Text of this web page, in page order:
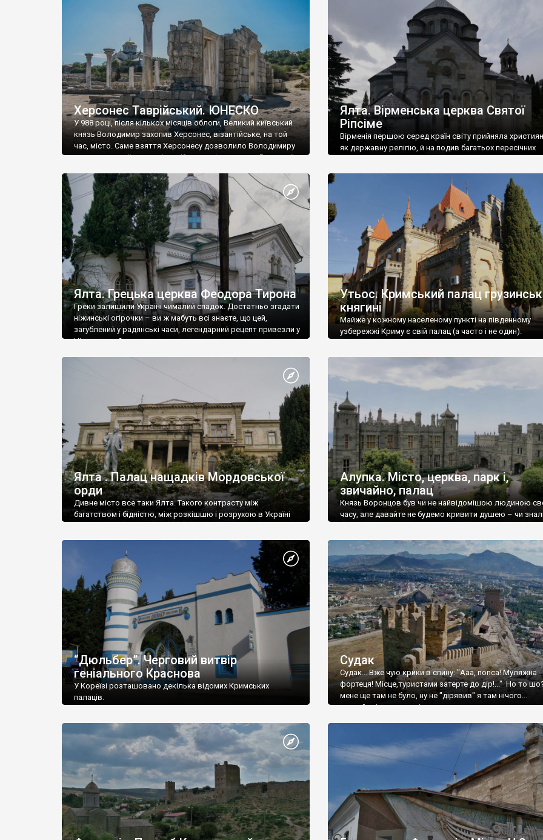
візантійської доби. Раритети викрадені з фондів об’єкту
культурної спадщини ЮНЕСКО «Херсонеса Таврійського».
Офіційно – на виставку «Золото Візантії», але експерти та
влада в Україні вважають це лише […]
називаються «повстяками» (postaki)…” “Вино. Крим
виробляє відмінне вино і його вдосталь: воно все
легке біле і дуже […]
Херсонес Таврійський. ЮНЕСКО
У 988 році, після кількох місяців облоги, Великий київський
князь Володимир захопив Херсонес, візантійське, на той
час, місто. Саме взяття Херсонесу дозволило Володимиру
диктувати свої умови візантійському імператору Василю ІІ,
Херсонесі Володимир-язичник, став Василем-
християнином. А потім було Хрещення Русі. На честь
Херсонесу Таврійського названо місто […]
Ялта. Вірменська церква Святої
Ріпсіме
Вірменія першою серед країн світу прийняла
як державну релігію, й на подив багатьох пересічних
Ялта. Грецька церква Феодора Тирона
Греки залишили Україні чималий спадок. Достатньо згадати
ніжинські огірочки – ви ж мабуть всі знаєте, що цей,
загублений у радянські часи, легендарний рецепт привезли у
Ніжин греки?
Утьос. Кримський палац
княгині
Майже у кожному населеному пункті на південному
узбережжі Криму є свій палац (а часто і не один).
Ялта . Палац нащадків Мордовської
орди
Дивне місто все таки Ялта. Такого контрасту між
багатством і бідністю, між розкішшю і розрухою в Україні
Алупка. Місто, церква, парк і,
звичайно, палац
Князь Воронцов був чи не найвідомішою людиною
часу, але давайте не будемо кривити душею – чи
“Дюльбер”. Черговий витвір
геніального Краснова
У Кореїзі розташовано декілька відомих Кримських
палаців.
Судак
Судак... Вже чую крики в спину: "Ааа, попса! Муляжна
фортеця! Місце,туристами затерте до дір!..." Но то
мене ще там не було, ну не "дірявив" я там нічого...
принаймні до цього літа.